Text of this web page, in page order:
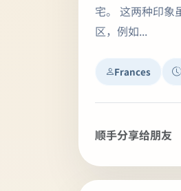
宅。 这两种印象
区，例如...
Frances
顺手分享给朋友